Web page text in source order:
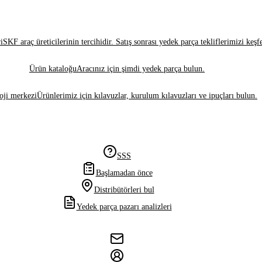
SKF araç üreticilerinin tercihidir. Satış sonrası yedek parça tekliflerimizi
Ürün kataloğuAracınız için şimdi yedek parça bulun.
merkeziÜrünlerimiz için kılavuzlar, kurulum kılavuzları ve ipuçları bulun.
SSS
Başlamadan önce
Distribütörleri bul
Yedek parça pazarı analizleri